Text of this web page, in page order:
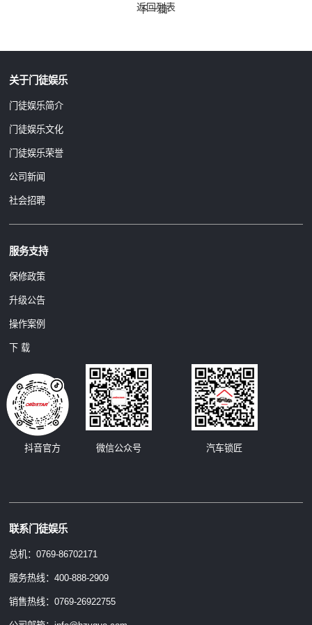
下一篇
返回列表
关于门徒娱乐
门徒娱乐简介
门徒娱乐文化
门徒娱乐荣誉
公司新闻
社会招聘
服务支持
保修政策
升级公告
操作案例
下 载
微信公众号
抖音官方 汽车锁匠
联系门徒娱乐
总机：0769-86702171
服务热线：400-888-2909
销售热线：0769-26922755